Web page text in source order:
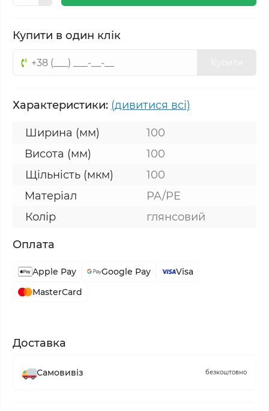
Купити в один клік
Характеристики: (дивитися всі)
Ширина (мм)
100
Висота (мм)
100
Щільність (мкм)
100
Матеріал
PA/PE
Колір
глянсовий
Оплата
Apple Pay Google Pay
Visa
MasterCard
Доставка
Самовивіз безкоштовно